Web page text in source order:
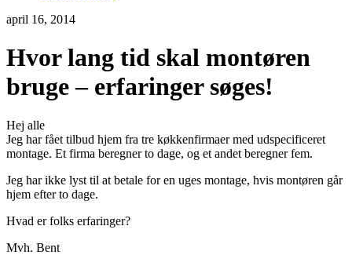
april 16, 2014
Hvor lang tid skal montøren
bruge – erfaringer søges!
Hej alle
Jeg har fået tilbud hjem fra tre køkkenfirmaer med udspecificeret
montage. Et firma beregner to dage, og et andet beregner fem.
Jeg har ikke lyst til at betale for en uges montage, hvis montøren går
hjem efter to dage.
Hvad er folks erfaringer?
Mvh. Bent